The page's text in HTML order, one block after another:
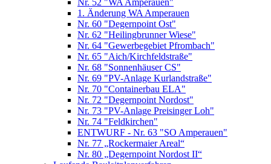
Nr. 52 "WA Amperauen"
1. Änderung WA Amperauen
Nr. 60 "Degernpoint Ost"
Nr. 62 "Heilingbrunner Wiese"
Nr. 64 "Gewerbegebiet Pfrombach"
Nr. 65 "Aich/Kirchfeldstraße"
Nr. 68 "Sonnenhäuser CS"
Nr. 69 "PV-Anlage Kurlandstraße"
Nr. 70 "Containerbau ELA"
Nr. 72 "Degernpoint Nordost"
Nr. 73 "PV-Anlage Preisinger Loh"
Nr. 74 "Feldkirchen"
ENTWURF - Nr. 63 "SO Amperauen"
Nr. 77 „Rockermaier Areal“
Nr. 80 „Degernpoint Nordost II“